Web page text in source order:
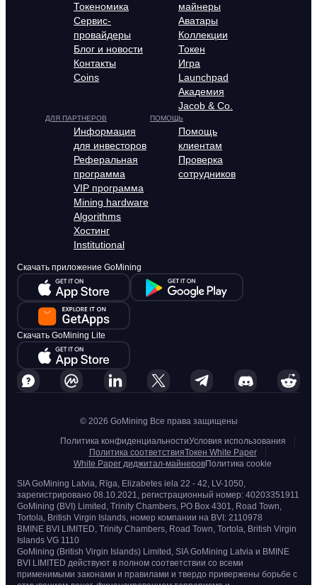
Токеномика
Сервис-
провайдеры
Блог и новости
Контакты
Coins
майнеры
Аватары
Коллекции
Токен
Игра
Launchpad
Академия
Jacob & Co.
ДЛЯ ПАРТНЕРОВ
Информация
для инвесторов
Реферальная
программа
VIP программа
Mining hardware
Algorithms
Хостинг
Institutional
ПОМОЩЬ
Помощь
клиентам
Проверка
сотрудников
Скачать приложение GoMining
Скачать GoMining Lite
© 2026 GoMining Все права защищены
Политика конфиденциальностиУсловия использования
Политика соответствияТокен White Paper
White Paper диджитал-майнеровПолитика cookie
SIA GoMining Latvia, Rīga, Elizabetes iela 22 - 42, LV-1050,
зарегистрировано 08.10.2021, регистрационный номер: 40203351911
GoMining (BVI) Limited, Trinity Chambers, PO Box 4301, Road Town,
Tortola, British Virgin Islands, номер компании на BVI: 2110978
BMINE BVI LIMITED, Trinity Chambers, Road Town, Tortola, British Virgin
Islands VG 1110
GoMining (British Virgin Islands) Limited, SIA GoMining Latvia и BMINE
BVI LIMITED действуют в полном соответствии со всеми
применимыми законами и правилами и твердо привержены борьбе с